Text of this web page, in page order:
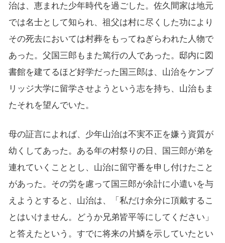
治は、恵まれた少年時代を過ごした。佐久間家は地元
では名士として知られ、祖父は村に尽くした功により
その死去においては村葬をもってねぎらわれた人物で
あった。父国三郎もまた篤行の人であった。邸内に図
書館を建てるほど好学だった国三郎は、山治をケンブ
リッジ大学に留学させようという志を持ち、山治もま
たそれを望んでいた。
母の証言によれば、少年山治は不実不正を嫌う資質が
幼くしてあった。ある年の村祭りの日、国三郎が弟を
連れていくこととし、山治に留守番を申し付けたこと
があった。その労を慮って国三郎が余計に小遣いを与
えようとすると、山治は、「私だけ余分に頂戴するこ
とはいけません。どうか兄弟皆平等にしてください」
と答えたという。すでに将来の片鱗を示していたとい